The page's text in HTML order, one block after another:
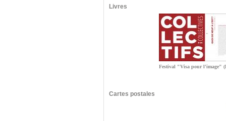
Livres
Festival "Visa pour l'image"
Cartes postales